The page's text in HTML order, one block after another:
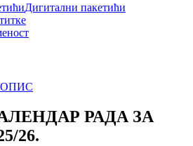
Дигитални пакетићи
РАДА ЗА
26.